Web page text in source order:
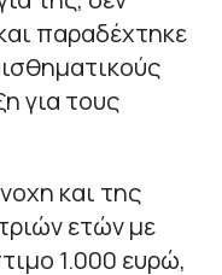
παραδέχτηκε
για τους
και της
ετών με
1.000 ευρώ,